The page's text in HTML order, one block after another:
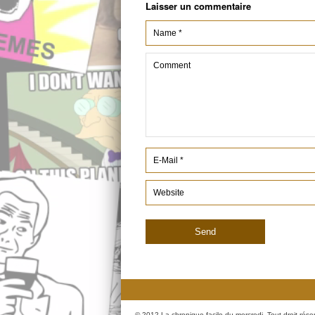
Laisser un commentaire